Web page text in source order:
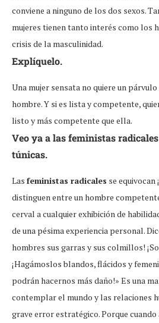
conviene a ninguno de los dos sexos.
mujeres tienen tanto interés como los
crisis de la masculinidad.
Explíquelo.
Una mujer sensata no quiere un párvulo
hombre. Y si es lista y competente,
listo y más competente que ella.
Veo ya a las feministas
túnicas.
Las feministas radicales se
distinguen entre un hombre
cerval a cualquier exhibición de
de una pésima experiencia personal.
hombres sus garras y sus colmillos!
¡Hagámoslos blandos, flácidos y
podrán hacernos más daño!» Es una
contemplar el mundo y las relaciones
grave error estratégico. Porque cuando